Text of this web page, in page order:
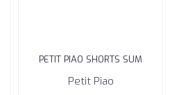
PETIT PIAO SHORTS SUM
PRINTED MINERAL GREEN
Petit Piao